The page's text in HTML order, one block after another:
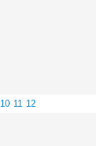
10 11 12